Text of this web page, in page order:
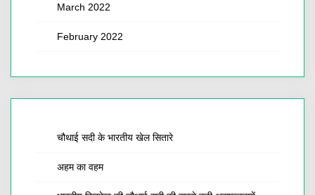
March 2022
February 2022
चौथाई सदी के भारतीय खेल सितारे
अहम का वहम